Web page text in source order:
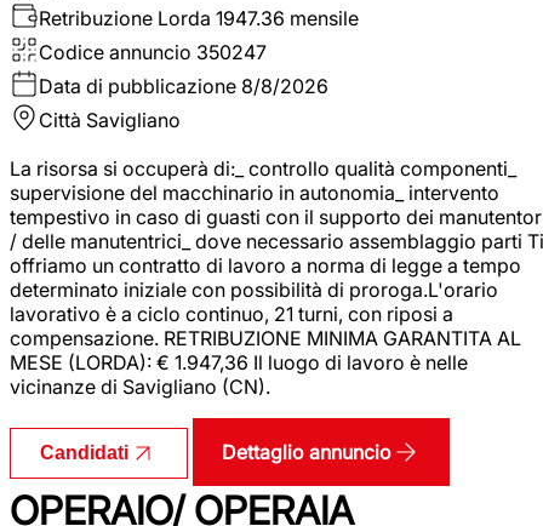
Retribuzione Lorda 1947.36 mensile
Codice annuncio 350247
Data di pubblicazione 8/8/2026
Città Savigliano
La risorsa si occuperà di:_ controllo qualità componenti_
supervisione del macchinario in autonomia_ intervento
tempestivo in caso di guasti con il supporto dei
/ delle manutentrici_ dove necessario assemblaggio parti Ti
offriamo un contratto di lavoro a norma di legge a tempo
determinato iniziale con possibilità di proroga.L'orario
lavorativo è a ciclo continuo, 21 turni, con riposi a
compensazione. RETRIBUZIONE MINIMA GARANTITA AL
MESE (LORDA): € 1.947,36 Il luogo di lavoro è nelle
vicinanze di Savigliano (CN).
Candidati Dettaglio annuncio
OPERAIO/ OPERAIA